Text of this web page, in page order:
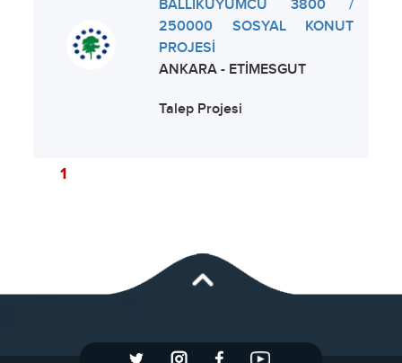
BALLIKUYUMCU 3800 /
250000 SOSYAL KONUT
PROJESİ
ANKARA - ETİMESGUT
Talep Projesi
1